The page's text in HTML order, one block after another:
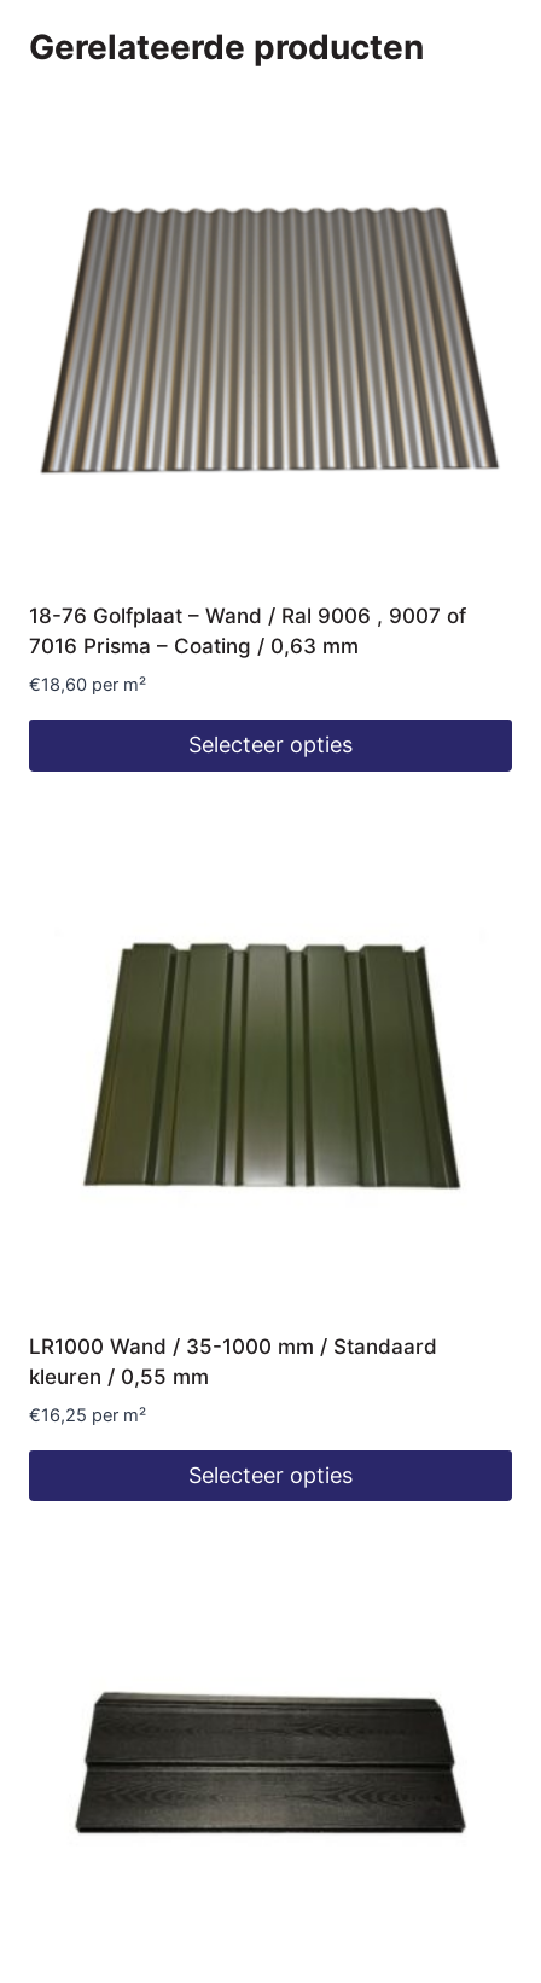
Gerelateerde producten
18-76 Golfplaat – Wand / Ral 9006 , 9007 of
7016 Prisma – Coating / 0,63 mm
€18,60 per m²
Selecteer opties
LR1000 Wand / 35-1000 mm / Standaard
kleuren / 0,55 mm
€16,25 per m²
Selecteer opties